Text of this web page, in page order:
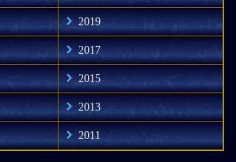
2019
2017
2015
2013
2011